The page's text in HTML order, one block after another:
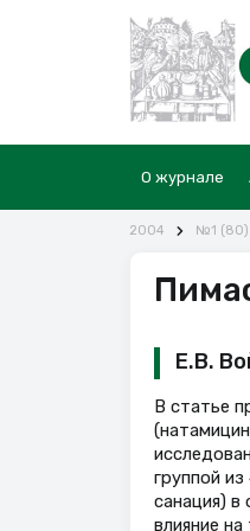
О журнале
2004 №1 (80)
Е.В.
В статье
группой
санация)
влияние